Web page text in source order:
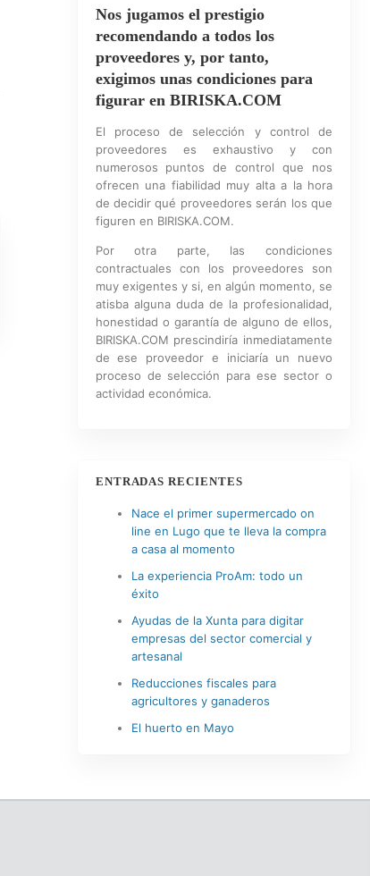
Nos jugamos el prestigio
recomendando a todos los
proveedores y, por tanto,
exigimos unas condiciones para
figurar en BIRISKA.COM
El proceso de selección y control de
proveedores es exhaustivo y con
numerosos puntos de control que nos
ofrecen una fiabilidad muy alta a la hora
de decidir qué proveedores serán los que
figuren en BIRISKA.COM.
Por otra parte, las condiciones
contractuales con los proveedores son
muy exigentes y si, en algún momento, se
atisba alguna duda de la profesionalidad,
honestidad o garantía de alguno de ellos,
BIRISKA.COM prescindiría inmediatamente
de ese proveedor e iniciaría un nuevo
proceso de selección para ese sector o
actividad económica.
ENTRADAS RECIENTES
Nace el primer supermercado on
line en Lugo que te lleva la compra
a casa al momento
La experiencia ProAm: todo un
éxito
Ayudas de la Xunta para digitar
empresas del sector comercial y
artesanal
Reducciones fiscales para
agricultores y ganaderos
El huerto en Mayo